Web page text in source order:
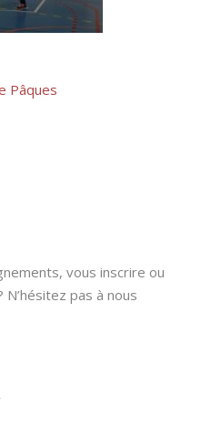
Pâques
vous inscrire ou
pas à nous